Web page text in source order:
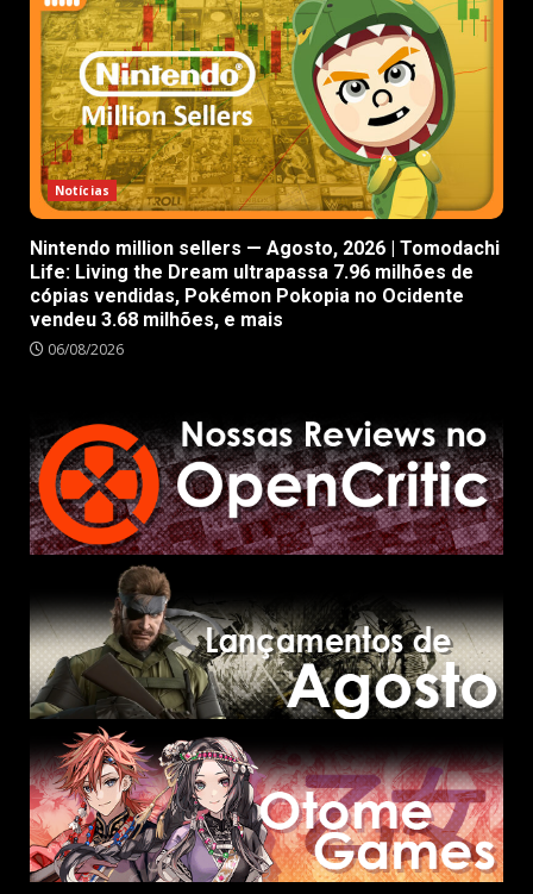
Notícias
Nintendo million sellers — Agosto, 2026 | Tomodachi
Life: Living the Dream ultrapassa 7.96 milhões de
cópias vendidas, Pokémon Pokopia no Ocidente
vendeu 3.68 milhões, e mais
06/08/2026